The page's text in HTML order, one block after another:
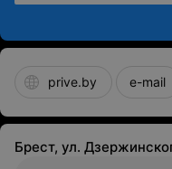
prive.by e-mail
Брест, ул.